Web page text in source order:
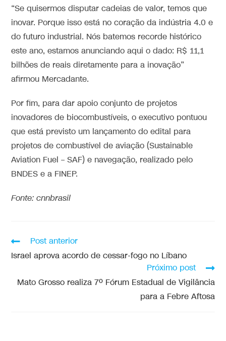
“Se quisermos disputar cadeias de valor, temos que
inovar. Porque isso está no coração da indústria 4.0 e
do futuro industrial. Nós batemos recorde histórico
este ano, estamos anunciando aqui o dado: R$ 11,1
bilhões de reais diretamente para a inovação”
afirmou Mercadante.
Por fim, para dar apoio conjunto de projetos
inovadores de biocombustíveis, o executivo pontuou
que está previsto um lançamento do edital para
projetos de combustível de aviação (Sustainable
Aviation Fuel – SAF) e navegação, realizado pelo
BNDES e a FINEP.
Fonte: cnnbrasil
Post anterior
Israel aprova acordo de cessar-fogo no Líbano
Próximo post
Mato Grosso realiza 7º Fórum Estadual de Vigilância
para a Febre Aftosa